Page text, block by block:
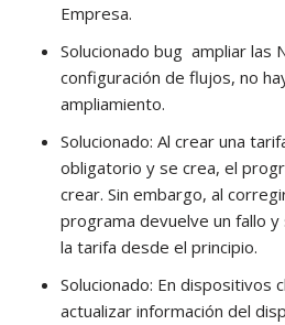
Empresa.
Solucionado bug ampliar las
configuración de flujos, no
ampliamiento.
Solucionado: Al crear una
obligatorio y se crea, el
crear. Sin embargo, al
programa devuelve un fallo
la tarifa desde el principio.
Solucionado: En dispositivos
actualizar información del